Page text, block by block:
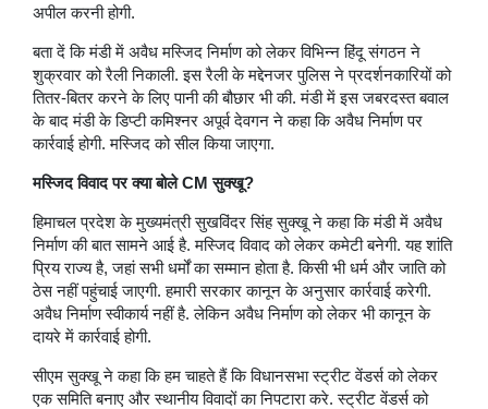
अपील करनी होगी.
बता दें कि मंडी में अवैध मस्जिद निर्माण को लेकर विभिन्न हिंदू संगठन ने
शुक्रवार को रैली निकाली. इस रैली के मद्देनजर पुलिस ने प्रदर्शनकारियों को
तितर-बितर करने के लिए पानी की बौछार भी की. मंडी में इस जबरदस्त बवाल
के बाद मंडी के डिप्टी कमिश्नर अपूर्व देवगन ने कहा कि अवैध निर्माण पर
कार्रवाई होगी. मस्जिद को सील किया जाएगा.
मस्जिद विवाद पर क्या बोले CM सुक्खू?
हिमाचल प्रदेश के मुख्यमंत्री सुखविंदर सिंह सुक्खू ने कहा कि मंडी में अवैध
निर्माण की बात सामने आई है. मस्जिद विवाद को लेकर कमेटी बनेगी. यह शांति
प्रिय राज्य है, जहां सभी धर्मों का सम्मान होता है. किसी भी धर्म और जाति को
ठेस नहीं पहुंचाई जाएगी. हमारी सरकार कानून के अनुसार कार्रवाई करेगी.
अवैध निर्माण स्वीकार्य नहीं है. लेकिन अवैध निर्माण को लेकर भी कानून के
दायरे में कार्रवाई होगी.
सीएम सुक्खू ने कहा कि हम चाहते हैं कि विधानसभा स्ट्रीट वेंडर्स को लेकर
एक समिति बनाए और स्थानीय विवादों का निपटारा करे. स्ट्रीट वेंडर्स को